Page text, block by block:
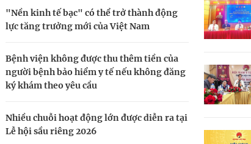
giả và gian lận thương
"Nền kinh tế bạc" có thể trở thành động
lực tăng trưởng mới của Việt Nam
Bệnh viện không được thu thêm tiền của
người bệnh bảo hiểm y tế nếu không đăng
ký khám theo yêu cầu
Nhiều chuỗi hoạt động lớn được diễn ra tại
Lễ hội sầu riêng 2026